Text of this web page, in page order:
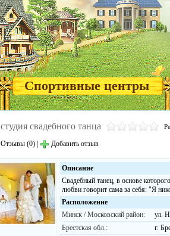
Спортивные центры
студия свадебного танца
Отзывы (0) Добавить отзыв
Описание
Свадебный танец, в основе
любви говорит сама за себя: "Я
Расположение
Минск / Московский район:
ул.
Брестская обл.:
г.